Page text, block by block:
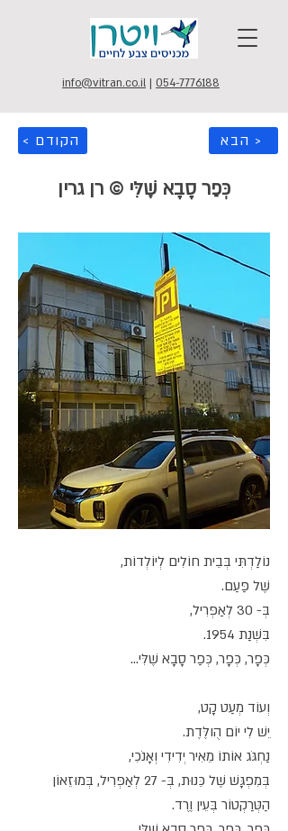
info@vitran.co.il | 054-7776188
< הקודם הבא >
כְּפַר סָבָא שֶׁלִּי © רן גרין
נוֹלַדְתִּי בְּבֵית חוֹלִים לְיוֹלְדוֹת,
שֶׁל פַּעַם.
בְּ- 30 לְאַפְּרִיל,
בִּשְׁנַת 1954.
כְּפָר, כְּפָר, כְּפַר סָבָא שֶׁלִּי...
וְעוֹד מְעַט קָט,
יֵשׁ לִי יוֹם הֻולֶּדֶת.
נַחְגֹּג אוֹתוֹ מֵאִיר יְדִידִי וְאָנֹכִי,
בְּמִפְגָּשׁ שֶׁל כֵּנוּת, בְּ- 27 לְאַפְּרִיל, בְּמוּזֵאוֹן
הַטְּרַקְטוֹר בְּעֵין וֶרֶד.